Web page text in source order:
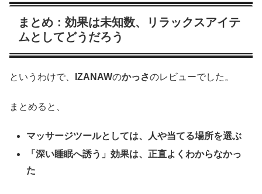
まとめ：効果は未知数、リラックスアイテ
ムとしてどうだろう
というわけで、 IZANAWのかっさのレビューでした。
まとめると、
マッサージツールとしては、人や当てる場所を選ぶ
「深い睡眠へ誘う」効果は、正直よくわからなかっ
た